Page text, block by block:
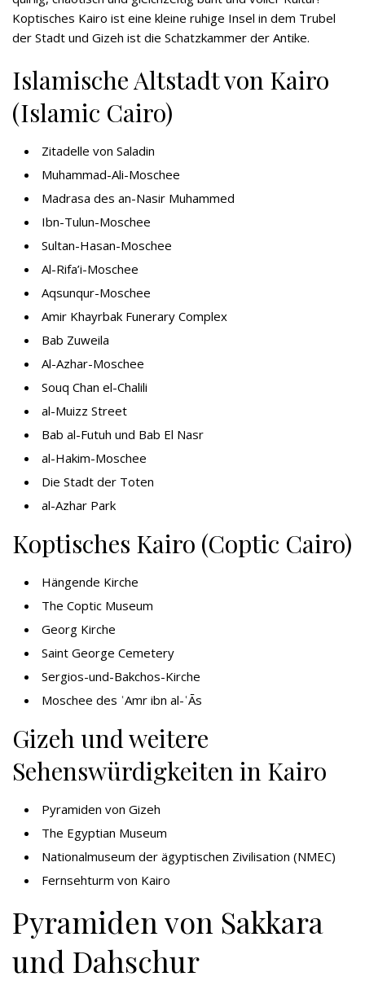
Koptisches Kairo ist eine kleine ruhige Insel in dem Trubel
der Stadt und Gizeh ist die Schatzkammer der Antike.
Islamische Altstadt von Kairo
(Islamic Cairo)
Zitadelle von Saladin
Muhammad-Ali-Moschee
Madrasa des an-Nasir Muhammed
Ibn-Tulun-Moschee
Sultan-Hasan-Moschee
Al-Rifa’i-Moschee
Aqsunqur-Moschee
Amir Khayrbak Funerary Complex
Bab Zuweila
Al-Azhar-Moschee
Souq Chan el-Chalili
al-Muizz Street
Bab al-Futuh und Bab El Nasr
al-Hakim-Moschee
Die Stadt der Toten
al-Azhar Park
Koptisches Kairo (Coptic Cairo)
Hängende Kirche
The Coptic Museum
Georg Kirche
Saint George Cemetery
Sergios-und-Bakchos-Kirche
Moschee des ʿAmr ibn al-ʿĀs
Gizeh und weitere
Sehenswürdigkeiten in Kairo
Pyramiden von Gizeh
The Egyptian Museum
Nationalmuseum der ägyptischen Zivilisation (NMEC)
Fernsehturm von Kairo
Pyramiden von Sakkara
und Dahschur